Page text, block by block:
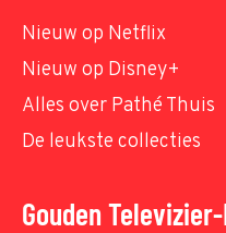
Nieuw op Netflix
Nieuw op Disney+
Alles over Pathé Thuis
De leukste collecties
Gouden